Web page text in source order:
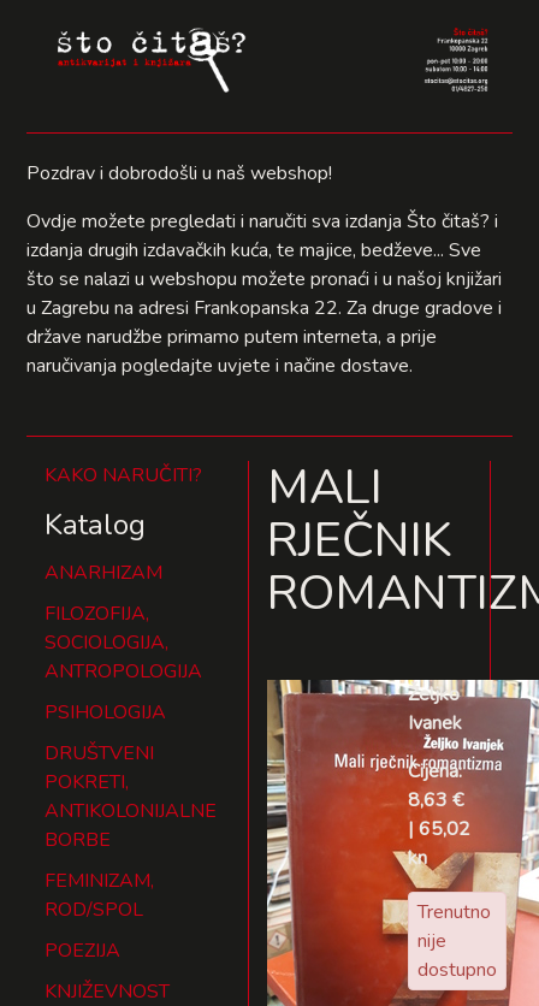
Pozdrav i dobrodošli u naš webshop!
Ovdje možete pregledati i naručiti sva izdanja Što čitaš? i
izdanja drugih izdavačkih kuća, te majice, bedževe... Sve
što se nalazi u webshopu možete pronaći i u našoj knjižari
u Zagrebu na adresi Frankopanska 22. Za druge gradove i
države narudžbe primamo putem interneta, a prije
naručivanja pogledajte uvjete i načine dostave.
KAKO NARUČITI?
Katalog
ANARHIZAM
FILOZOFIJA,
SOCIOLOGIJA,
ANTROPOLOGIJA
PSIHOLOGIJA
DRUŠTVENI
POKRETI,
ANTIKOLONIJALNE
BORBE
FEMINIZAM,
ROD/SPOL
POEZIJA
KNJIŽEVNOST
MALI
RJEČNIK
Željko
Ivanek
Cijena:
8,63 €
| 65,02
kn
Trenutno
nije
dostupno